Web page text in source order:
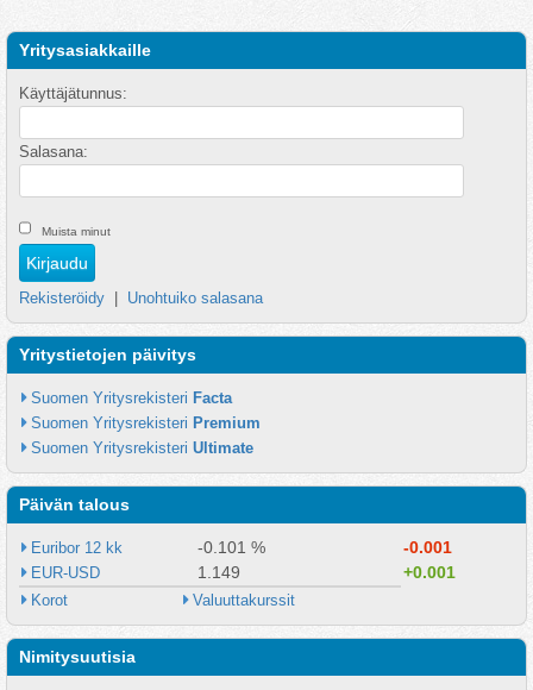
Yritysasiakkaille
Käyttäjätunnus:
Salasana:
Muista minut
Rekisteröidy Unohtuiko salasana
Yritystietojen päivitys
Suomen Yritysrekisteri Facta
Suomen Yritysrekisteri Premium
Suomen Yritysrekisteri Ultimate
Päivän talous
Euribor 12 kk -0.101 % -0.001
EUR-USD 1.149 +0.001
Korot Valuuttakurssit
Nimitysuutisia